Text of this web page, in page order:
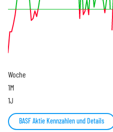
Woche
1M
1J
BASF Aktie Kennzahlen und Details